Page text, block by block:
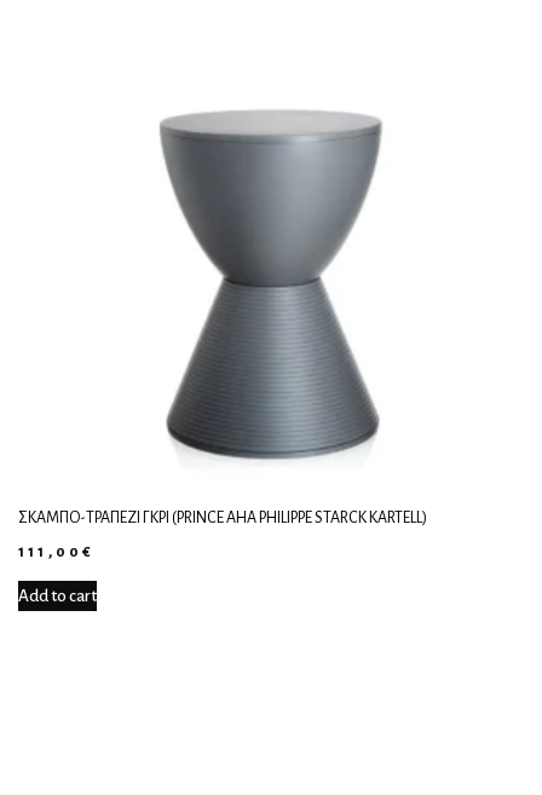
ΣΚΑΜΠΌ-ΤΡΑΠΈΖΙ ΓΚΡΙ (PRINCE AHA PHILIPPE STARCK KARTELL)
111,00€
Add to cart